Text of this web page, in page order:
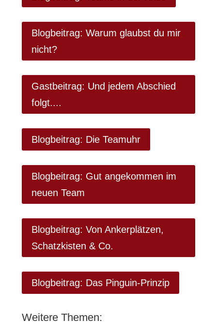
Blogbeitrag: Warum glaubst du mir
nicht?
Gastbeitrag: Und jedem Abschied
folgt....
Blogbeitrag: Die Teamuhr
Blogbeitrag: Gut angekommen im
neuen Team
Blogbeitrag: Von Ankerplätzen,
Schatzkisten & Co.
Blogbeitrag: Das Pinguin-Prinzip
Weitere Themen: